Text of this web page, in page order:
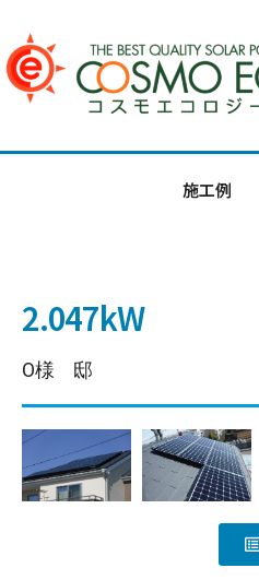
施工例
2.047kW
O様 邸